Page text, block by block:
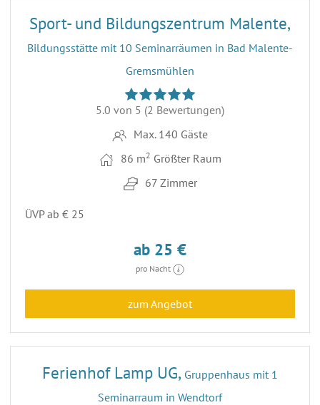
Sport- und Bildungszentrum Malente,
Bildungsstätte mit 10 Seminarräumen in Bad Malente-
Gremsmühlen
5.0 von 5 (2 Bewertungen)
Max. 140 Gäste
86 m2 Größter Raum
67 Zimmer
ÜVP ab € 25
ab 25 €
pro Nacht
zum Angebot
4
Ferienhof Lamp UG, Gruppenhaus mit 1
Seminarraum in Wendtorf